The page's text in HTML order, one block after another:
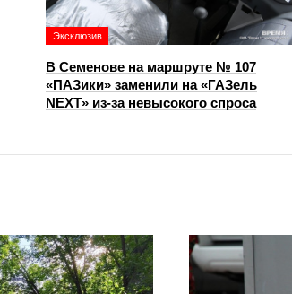
Эксклюзив
В Семенове на маршруте № 107
«ПАЗики» заменили на «ГАЗель
NEXT» из‑за невысокого спроса